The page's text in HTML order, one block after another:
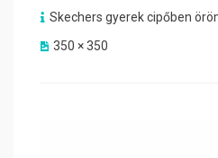
Skechers gyerek cipőben
350 × 350